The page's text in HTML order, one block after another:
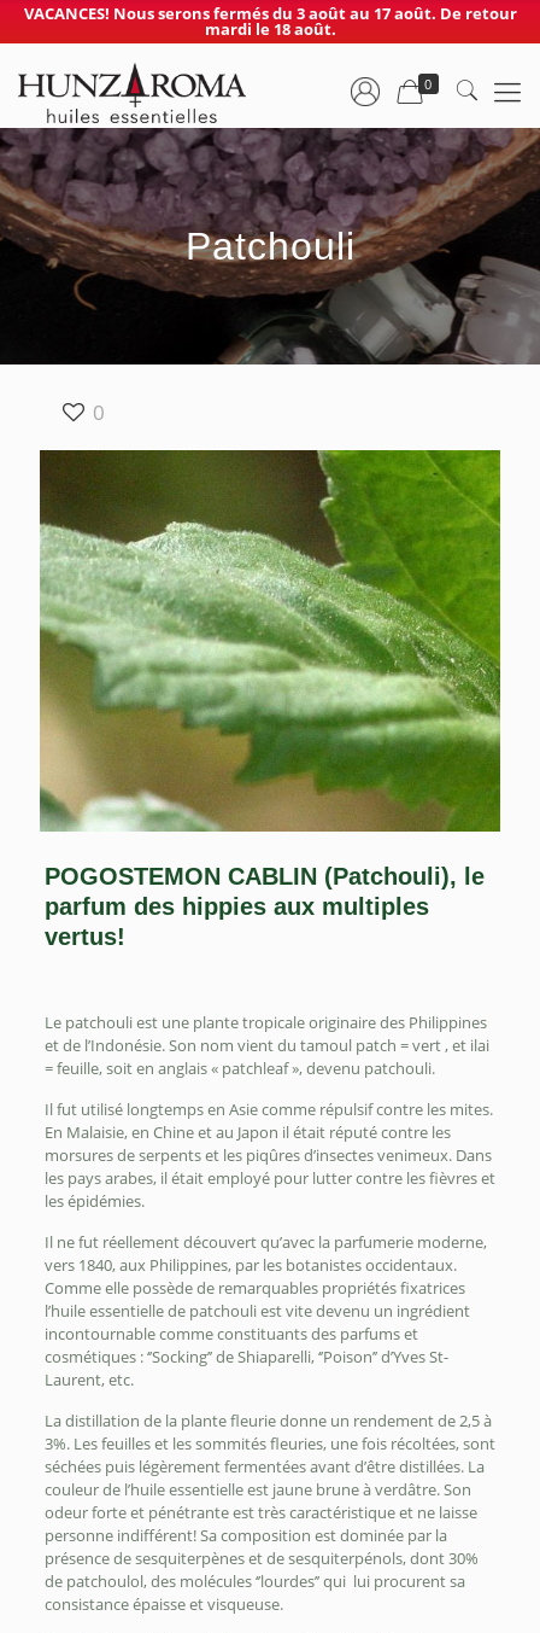
VACANCES! Nous serons fermés du 3 août au 17 août. De retour
mardi le 18 août.
0
Patchouli
0
POGOSTEMON CABLIN (Patchouli), le
parfum des hippies aux multiples
vertus!
Le patchouli est une plante tropicale originaire des Philippines
et de l’Indonésie. Son nom vient du tamoul patch = vert , et ilai
= feuille, soit en anglais « patchleaf », devenu patchouli.
Il fut utilisé longtemps en Asie comme répulsif contre les mites.
En Malaisie, en Chine et au Japon il était réputé contre les
morsures de serpents et les piqûres d’insectes venimeux. Dans
les pays arabes, il était employé pour lutter contre les fièvres et
les épidémies.
Il ne fut réellement découvert qu’avec la parfumerie moderne,
vers 1840, aux Philippines, par les botanistes occidentaux.
Comme elle possède de remarquables propriétés fixatrices
l’huile essentielle de patchouli est vite devenu un ingrédient
incontournable comme constituants des parfums et
cosmétiques : ‘’Socking’’ de Shiaparelli, ‘’Poison’’ d’Yves St-
Laurent, etc.
La distillation de la plante fleurie donne un rendement de 2,5 à
3%. Les feuilles et les sommités fleuries, une fois récoltées, sont
séchées puis légèrement fermentées avant d’être distillées. La
couleur de l’huile essentielle est jaune brune à verdâtre. Son
odeur forte et pénétrante est très caractéristique et ne laisse
personne indifférent! Sa composition est dominée par la
présence de sesquiterpènes et de sesquiterpénols, dont 30%
de patchoulol, des molécules ‘’lourdes’’ qui lui procurent sa
consistance épaisse et visqueuse.